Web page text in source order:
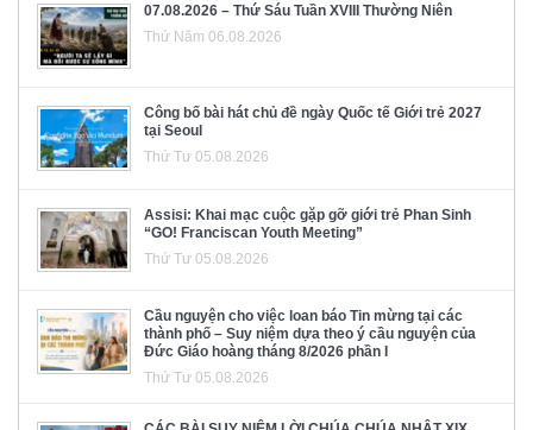
07.08.2026 – Thứ Sáu Tuần XVIII Thường Niên
Thứ Năm 06.08.2026
Công bố bài hát chủ đề ngày Quốc tế Giới trẻ 2027
tại Seoul
Thứ Tư 05.08.2026
Assisi: Khai mạc cuộc gặp gỡ giới trẻ Phan Sinh
“GO! Franciscan Youth Meeting”
Thứ Tư 05.08.2026
Cầu nguyện cho việc loan báo Tin mừng tại các
thành phố – Suy niệm dựa theo ý cầu nguyện của
Đức Giáo hoàng tháng 8/2026 phần I
Thứ Tư 05.08.2026